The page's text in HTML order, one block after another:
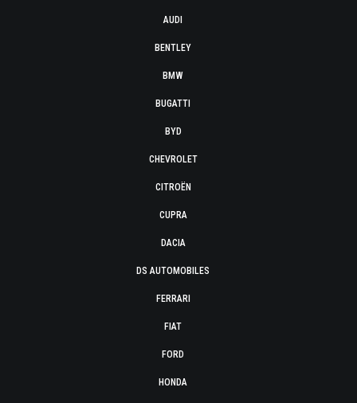
AUDI
BENTLEY
BMW
BUGATTI
BYD
CHEVROLET
CITROËN
CUPRA
DACIA
DS AUTOMOBILES
FERRARI
FIAT
FORD
HONDA